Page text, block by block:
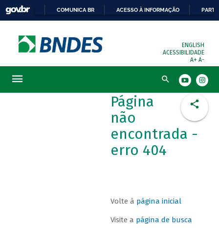
COMUNICA BR ACESSO À INFORMAÇÃO
ENGLISH
ACESSIBILIDADE
A+ A-
Busca
Página
não
encontrada -
erro 404
Volte à página inicial
Visite a página de busca